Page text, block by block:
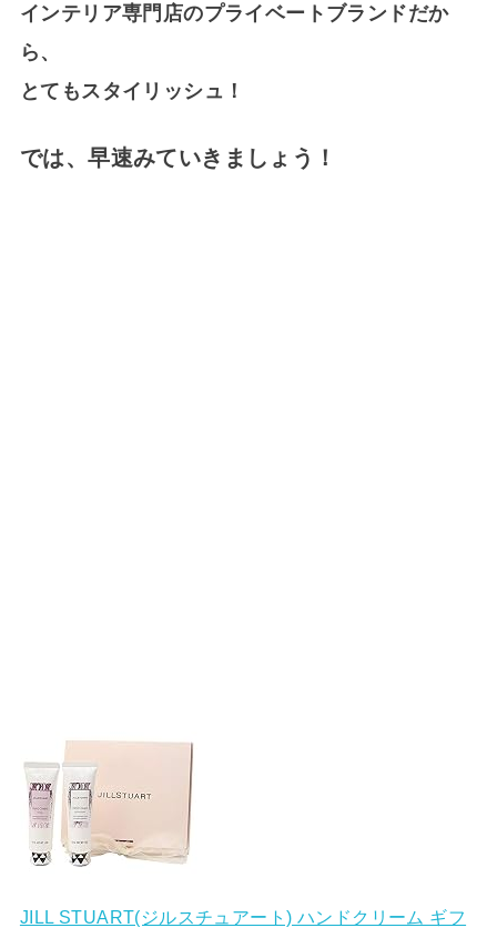
インテリア専門店のプライベートブランドだか
ら、
とてもスタイリッシュ！
では、早速みていきましょう！
JILL STUART(ジルスチュアート) ハンドクリーム ギフ